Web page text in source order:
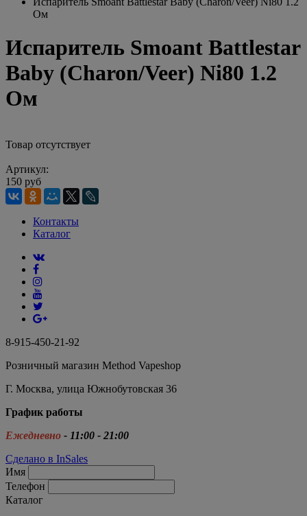
Ом
Испаритель Smoant Battlestar
Baby (Charon/Veer) Ni80 1.2
Ом
Товар отсутствует
Артикул:
150 руб
Контакты
Каталог
8-915-450-21-92
Розничный магазин Method Vapeshop
Г. Москва, улица Южнобутовская 36
График работы
Ежедневно - 11:00 - 21:00
Сделано в InSales
Имя
Телефон
Каталог